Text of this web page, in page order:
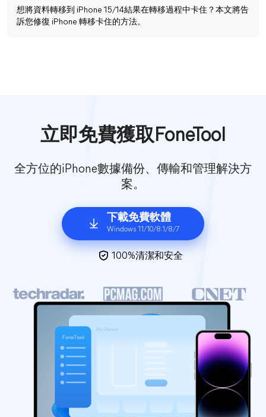
想將資料轉移到 iPhone 15/14結果在轉移過程中卡住？本文將告
訴您修復 iPhone 轉移卡住的方法。
立即免費獲取FoneTool
全方位的iPhone數據備份、傳輸和管理解決方
案。
下載免費軟體
Windows 11/10/8.1/8/7
100%清潔和安全